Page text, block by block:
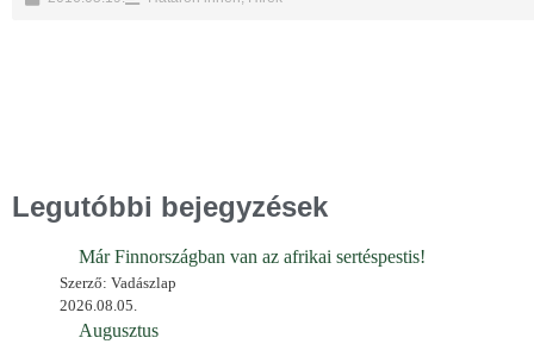
Legutóbbi bejegyzések
Már Finnországban van az afrikai sertéspestis!
Szerző: Vadászlap
2026.08.05.
Augusztus